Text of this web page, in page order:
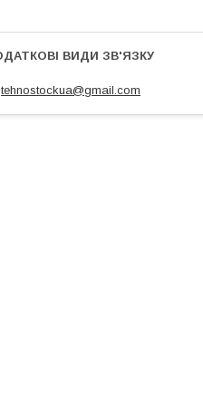
tehnostockua@gmail.com